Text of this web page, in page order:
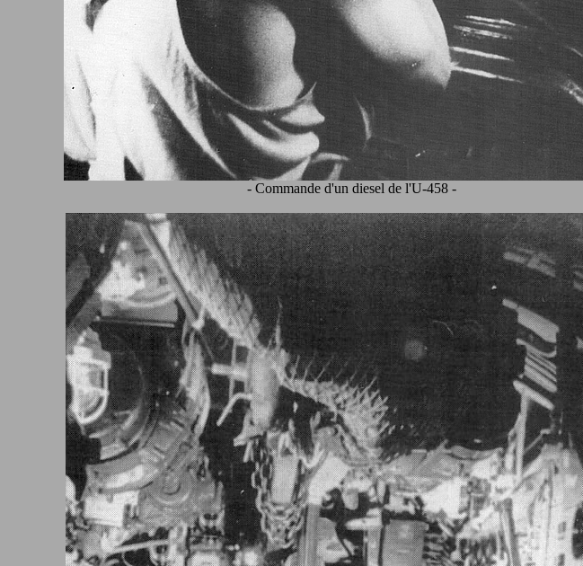
- Commande d'un diesel de l'U-458 -